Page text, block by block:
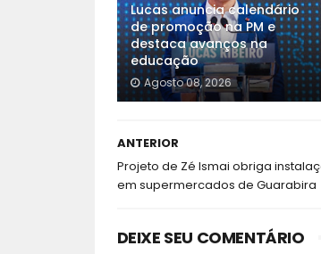
Lucas anuncia calendário
de promoção na PM e
destaca avanços na
educação
Agosto 08, 2026
ANTERIOR
Projeto de Zé Ismai obriga
em supermercados de Guarabira
DEIXE SEU COMENTÁRIO